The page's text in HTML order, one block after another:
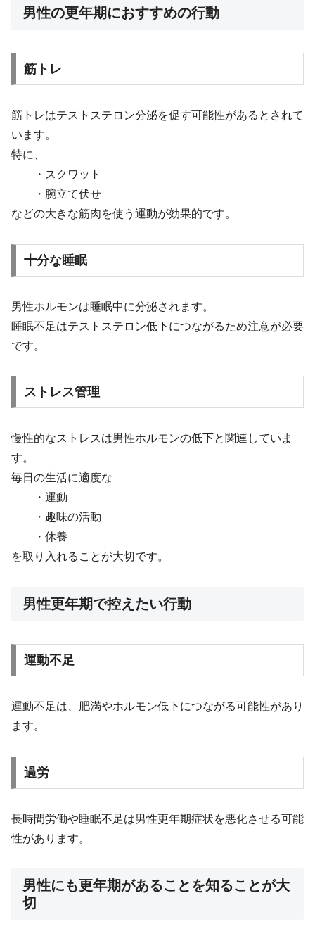
男性の更年期におすすめの行動
筋トレ
筋トレはテストステロン分泌を促す可能性があるとされて
います。
特に、
・スクワット
・腕立て伏せ
などの大きな筋肉を使う運動が効果的です。
十分な睡眠
男性ホルモンは睡眠中に分泌されます。
睡眠不足はテストステロン低下につながるため注意が必要
です。
ストレス管理
慢性的なストレスは男性ホルモンの低下と関連していま
す。
毎日の生活に適度な
・運動
・趣味の活動
・休養
を取り入れることが大切です。
男性更年期で控えたい行動
運動不足
運動不足は、肥満やホルモン低下につながる可能性があり
ます。
過労
長時間労働や睡眠不足は男性更年期症状を悪化させる可能
性があります。
男性にも更年期があることを知ることが大
切